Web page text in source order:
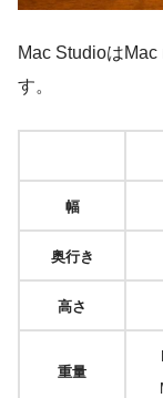
Mac Studioは
す。
幅
奥行き
高さ
重量